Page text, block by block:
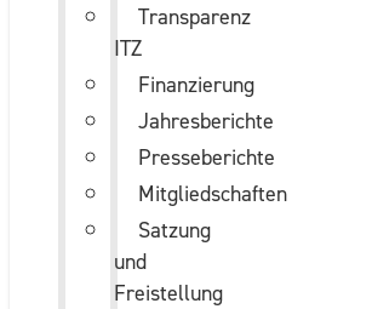
Transparenz
ITZ
Finanzierung
Jahresberichte
Presseberichte
Mitgliedschaften
Satzung
und
Freistellung